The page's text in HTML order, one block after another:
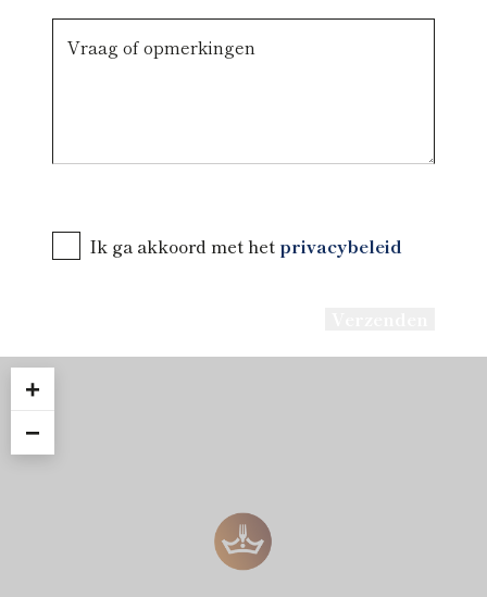
Ik ga akkoord met het privacybeleid
+
−